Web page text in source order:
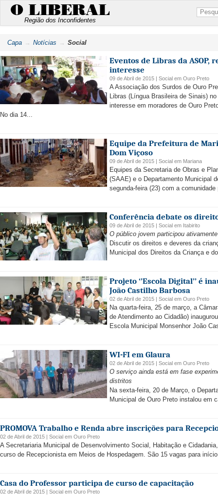
O LIBERAL
Região dos Inconfidentes
Capa Notícias Social
Eventos de Libras da ASOP,
interesse
09 de Abril de 2015 | Social em Ouro Preto
A Associação dos Surdos de Ouro
Libras (Língua Brasileira de Sinais)
interesse em moradores de Ouro
No dia 14...
Equipe da Prefeitura de
Dom Viçoso
09 de Abril de 2015 | Social em Mariana
Equipes da Secretaria de Obras e
(SAAE) e o Departamento Municipal
segunda-feira (23) com a
Conferência debate os
09 de Abril de 2015 | Social em Itabirito
O público jovem participou
Discutir os direitos e deveres da
Municipal dos Direitos da Criança e
Projeto ‘’Escola Digital’’ é
João Castilho Barbosa
02 de Abril de 2015 | Social em Ouro Preto
Na quarta-feira, 25 de março, a
de Atendimento ao Cidadão)
Escola Municipal Monsenhor João
WI-FI em Glaura
02 de Abril de 2015 | Social em Ouro Preto
O serviço ainda está em fase
distritos
Na sexta-feira, 20 de Março, o
Municipal de Ouro Preto instalou em
PROMOVA Trabalho e Renda abre inscrições para
02 de Abril de 2015 | Social em Ouro Preto
A Secretariaria Municipal de Desenvolvimento Social, Habitação e
curso de Recepcionista em Meios de Hospedagem. São 15 vagas para
Casa do Professor participa de curso de capacitação
02 de Abril de 2015 | Social em Ouro Preto